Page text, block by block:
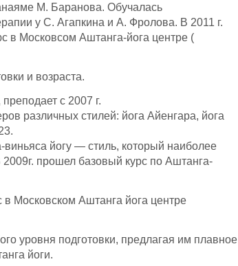
М. Баранова. Обучалась
у С. Агапкина и А. Фролова. В 2011 г.
в Московсом Аштанга-йога центре (
и возраста.
с 2007 г.
различных стилей: йога Айенгара, йога
виньяса йогу — стиль, который наиболее
прошел базовый курс по Аштанга-
в Московском Аштанга йога центре
уровня подготовки, предлагая им плавное
йоги.